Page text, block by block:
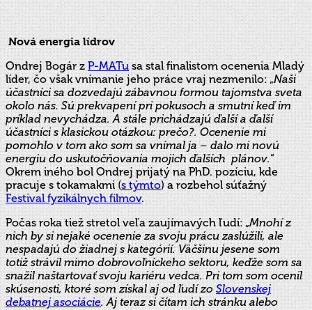
Nová energia lídrov
Ondrej Bogár zP-MATusa stal finalistom ocenenia Mladý
líder, čo však vnímanie jeho práce vraj nezmenilo: „Naši
účastníci sa dozvedajú zábavnou formou tajomstva sveta
okolo nás. Sú prekvapení pri pokusoch a smutní keď im
príklad nevychádza. A stále prichádzajú ďalší a ďalší
účastníci s klasickou otázkou: prečo?. Ocenenie mi
pomohlo v tom ako som sa vnímal ja – dalo mi novú
energiu do uskutočňovania mojich ďalších plánov.“
Okrem iného bol Ondrej prijatý na PhD. pozíciu, kde
pracuje s tokamakmi (s týmto) a rozbehol súťažný
Festival fyzikálnych filmov.
Počas roka tiež stretol veľa zaujímavých ľudí: „Mnohí z
nich by si nejaké ocenenie za svoju prácu zaslúžili, ale
nespadajú do žiadnej s kategórií. Väčšinu jesene som
totiž strávil mimo dobrovoľníckeho sektoru, keďže som sa
snažil naštartovať svoju kariéru vedca. Pri tom som ocenil
skúsenosti, ktoré som získal aj od ľudí zoSlovenskej
debatnej asociácie. Aj teraz si čítam ich stránku alebo